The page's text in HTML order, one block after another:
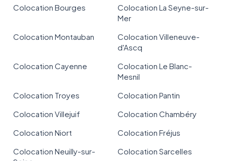
Colocation Bourges
Colocation La Seyne-sur-
Mer
Colocation Montauban
Colocation Villeneuve-
d'Ascq
Colocation Cayenne
Colocation Le Blanc-
Mesnil
Colocation Troyes
Colocation Pantin
Colocation Villejuif
Colocation Chambéry
Colocation Niort
Colocation Fréjus
Colocation Neuilly-sur-
Colocation Sarcelles